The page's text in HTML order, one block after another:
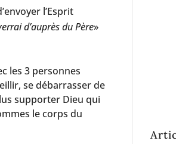
l’Esprit
d’auprès du Père»
les 3 personnes
se débarrasser de
supporter Dieu qui
le corps du